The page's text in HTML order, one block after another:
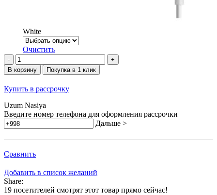
White
Очистить
Количество
товара
Mijia
Hair
Dryer
H101
В корзину Покупка в 1 клик
Купить в рассрочку
Uzum Nasiya
Введите номер телефона для оформления рассрочки
Дальше >
Сравнить
Добавить в список желаний
Share:
19 посетителей смотрят этот товар прямо сейчас!